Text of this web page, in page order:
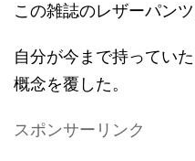
この雑誌のレザーパンツ
自分が今まで持ってい
概念を覆した。
スポンサーリンク